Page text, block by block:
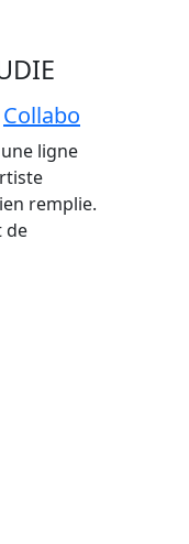
Collabo
ligne
remplie.
de